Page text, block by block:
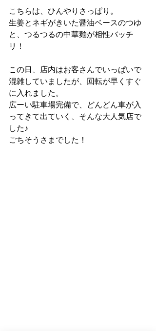
こちらは、ひんやりさっぱり。
生姜とネギがきいた醤油ベースのつゆ
と、つるつるの中華麺が相性バッチ
リ！
この日、店内はお客さんでいっぱいで
混雑していましたが、回転が早くすぐ
に入れました。
広ーい駐車場完備で、どんどん車が入
ってきて出ていく、そんな大人気店で
した♪
ごちそうさまでした！